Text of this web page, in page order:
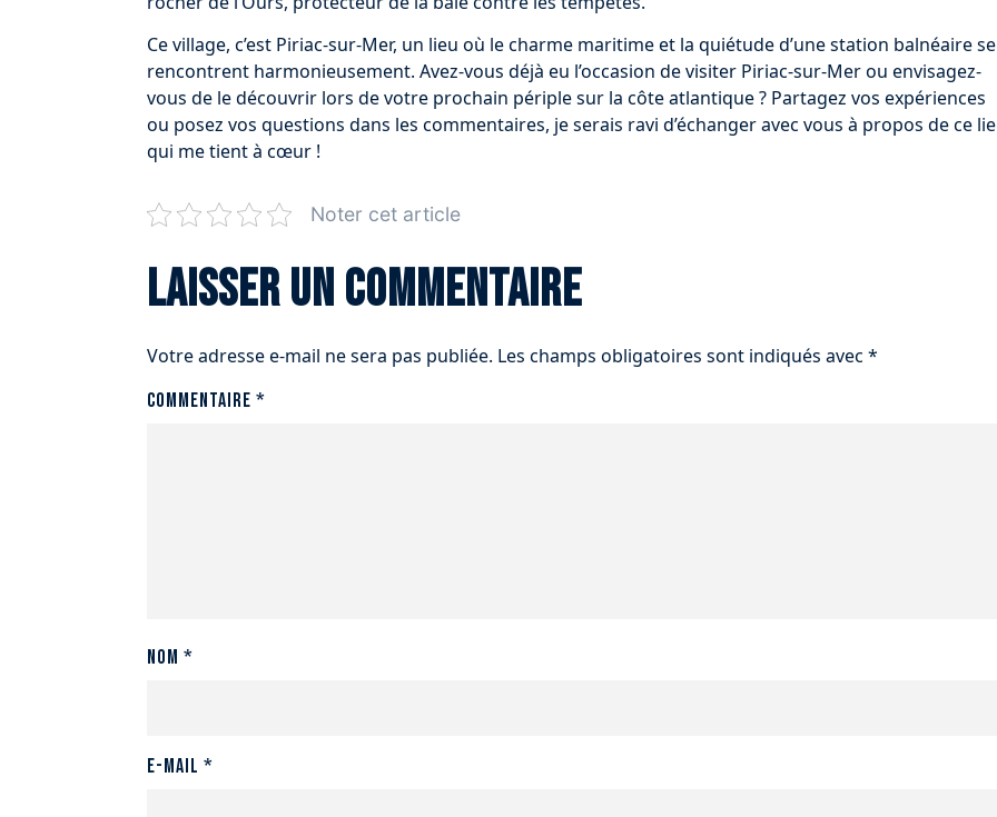
Ce village, c’est Piriac-sur-Mer, un lieu où le charme maritime et la quiétude d’une station balnéaire se
rencontrent harmonieusement. Avez-vous déjà eu l’occasion de visiter Piriac-sur-Mer ou envisagez-
vous de le découvrir lors de votre prochain périple sur la côte atlantique ? Partagez vos expériences
ou posez vos questions dans les commentaires, je serais ravi d’échanger avec vous à propos de ce
qui me tient à cœur !
Noter cet article
Laisser un commentaire
Votre adresse e-mail ne sera pas publiée. Les champs obligatoires sont indiqués avec *
Commentaire *
Nom *
E-mail *